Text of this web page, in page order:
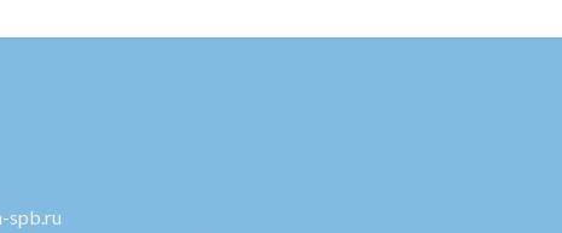
spb.ru